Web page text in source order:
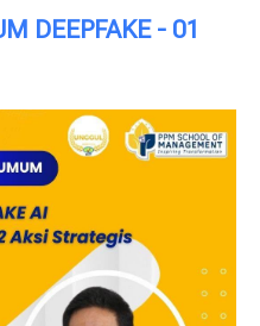
DEEPFAKE - 01